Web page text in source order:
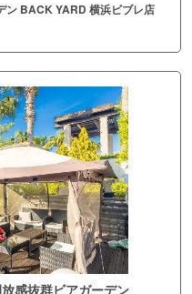
ン BACK YARD 横浜ビブレ店
感抜群ビアガーデン